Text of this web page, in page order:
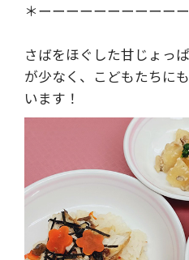
＊ーーーーーーーーーー
さばをほぐした甘じょっ
が少なく、こどもたちに
います！